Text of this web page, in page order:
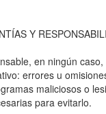
Y
en ningún
errores u
maliciosos o
para evitarlo.